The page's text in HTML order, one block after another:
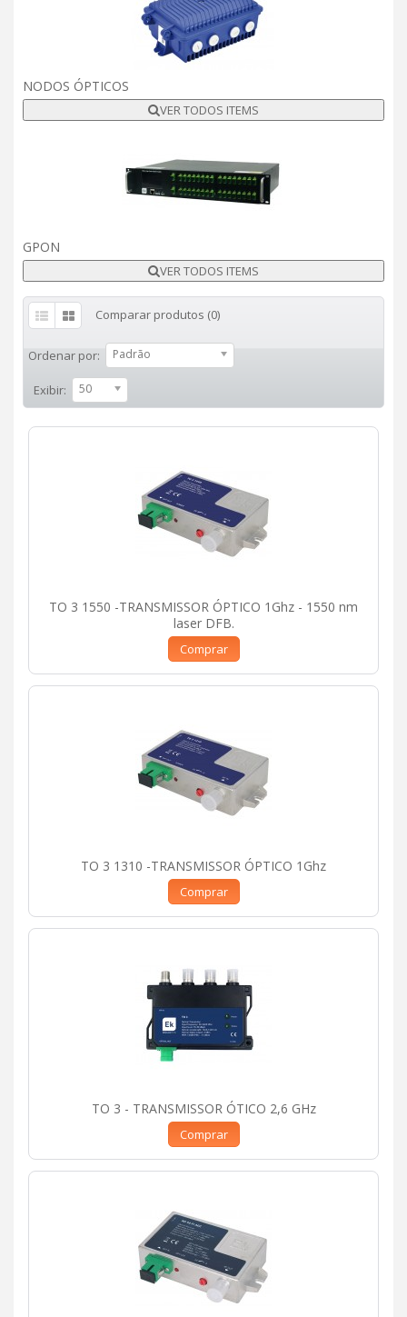
NODOS ÓPTICOS
VER TODOS ITEMS
GPON
VER TODOS ITEMS
Comparar produtos (0)
Ordenar por: Padrão
Exibir: 50
TO 3 1550 -TRANSMISSOR ÓPTICO 1Ghz - 1550 nm
laser DFB.
Comprar
TO 3 1310 -TRANSMISSOR ÓPTICO 1Ghz
Comprar
TO 3 - TRANSMISSOR ÓTICO 2,6 GHz
Comprar